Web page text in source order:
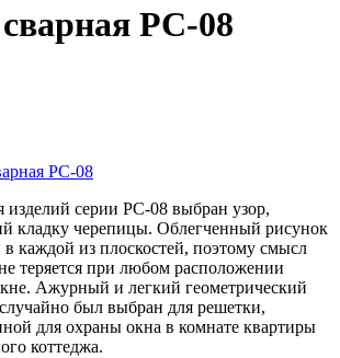
РС-08
изделий серии РС-08 выбран узор,
кладку черепицы. Облегченный рисунок
каждой из плоскостей, поэтому смысл
теряется при любом расположении
Ажурный и легкий геометрический
был выбран для решетки,
для охраны окна в комнате квартиры
коттеджа.